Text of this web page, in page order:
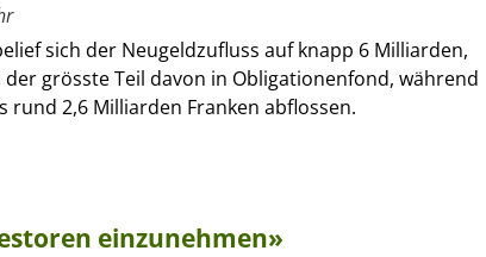
sich der Neugeldzufluss auf knapp 6 Milliarden,
grösste Teil davon in Obligationenfond, während
rund 2,6 Milliarden Franken abflossen.
einzunehmen»